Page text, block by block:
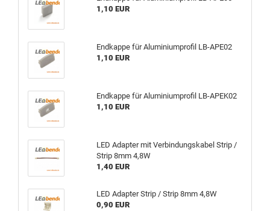
1,10 EUR
Endkappe für Aluminiumprofil LB-APE02
1,10 EUR
Endkappe für Aluminiumprofil LB-APEK02
1,10 EUR
LED Adapter mit Verbindungskabel Strip /
Strip 8mm 4,8W
1,40 EUR
LED Adapter Strip / Strip 8mm 4,8W
0,90 EUR